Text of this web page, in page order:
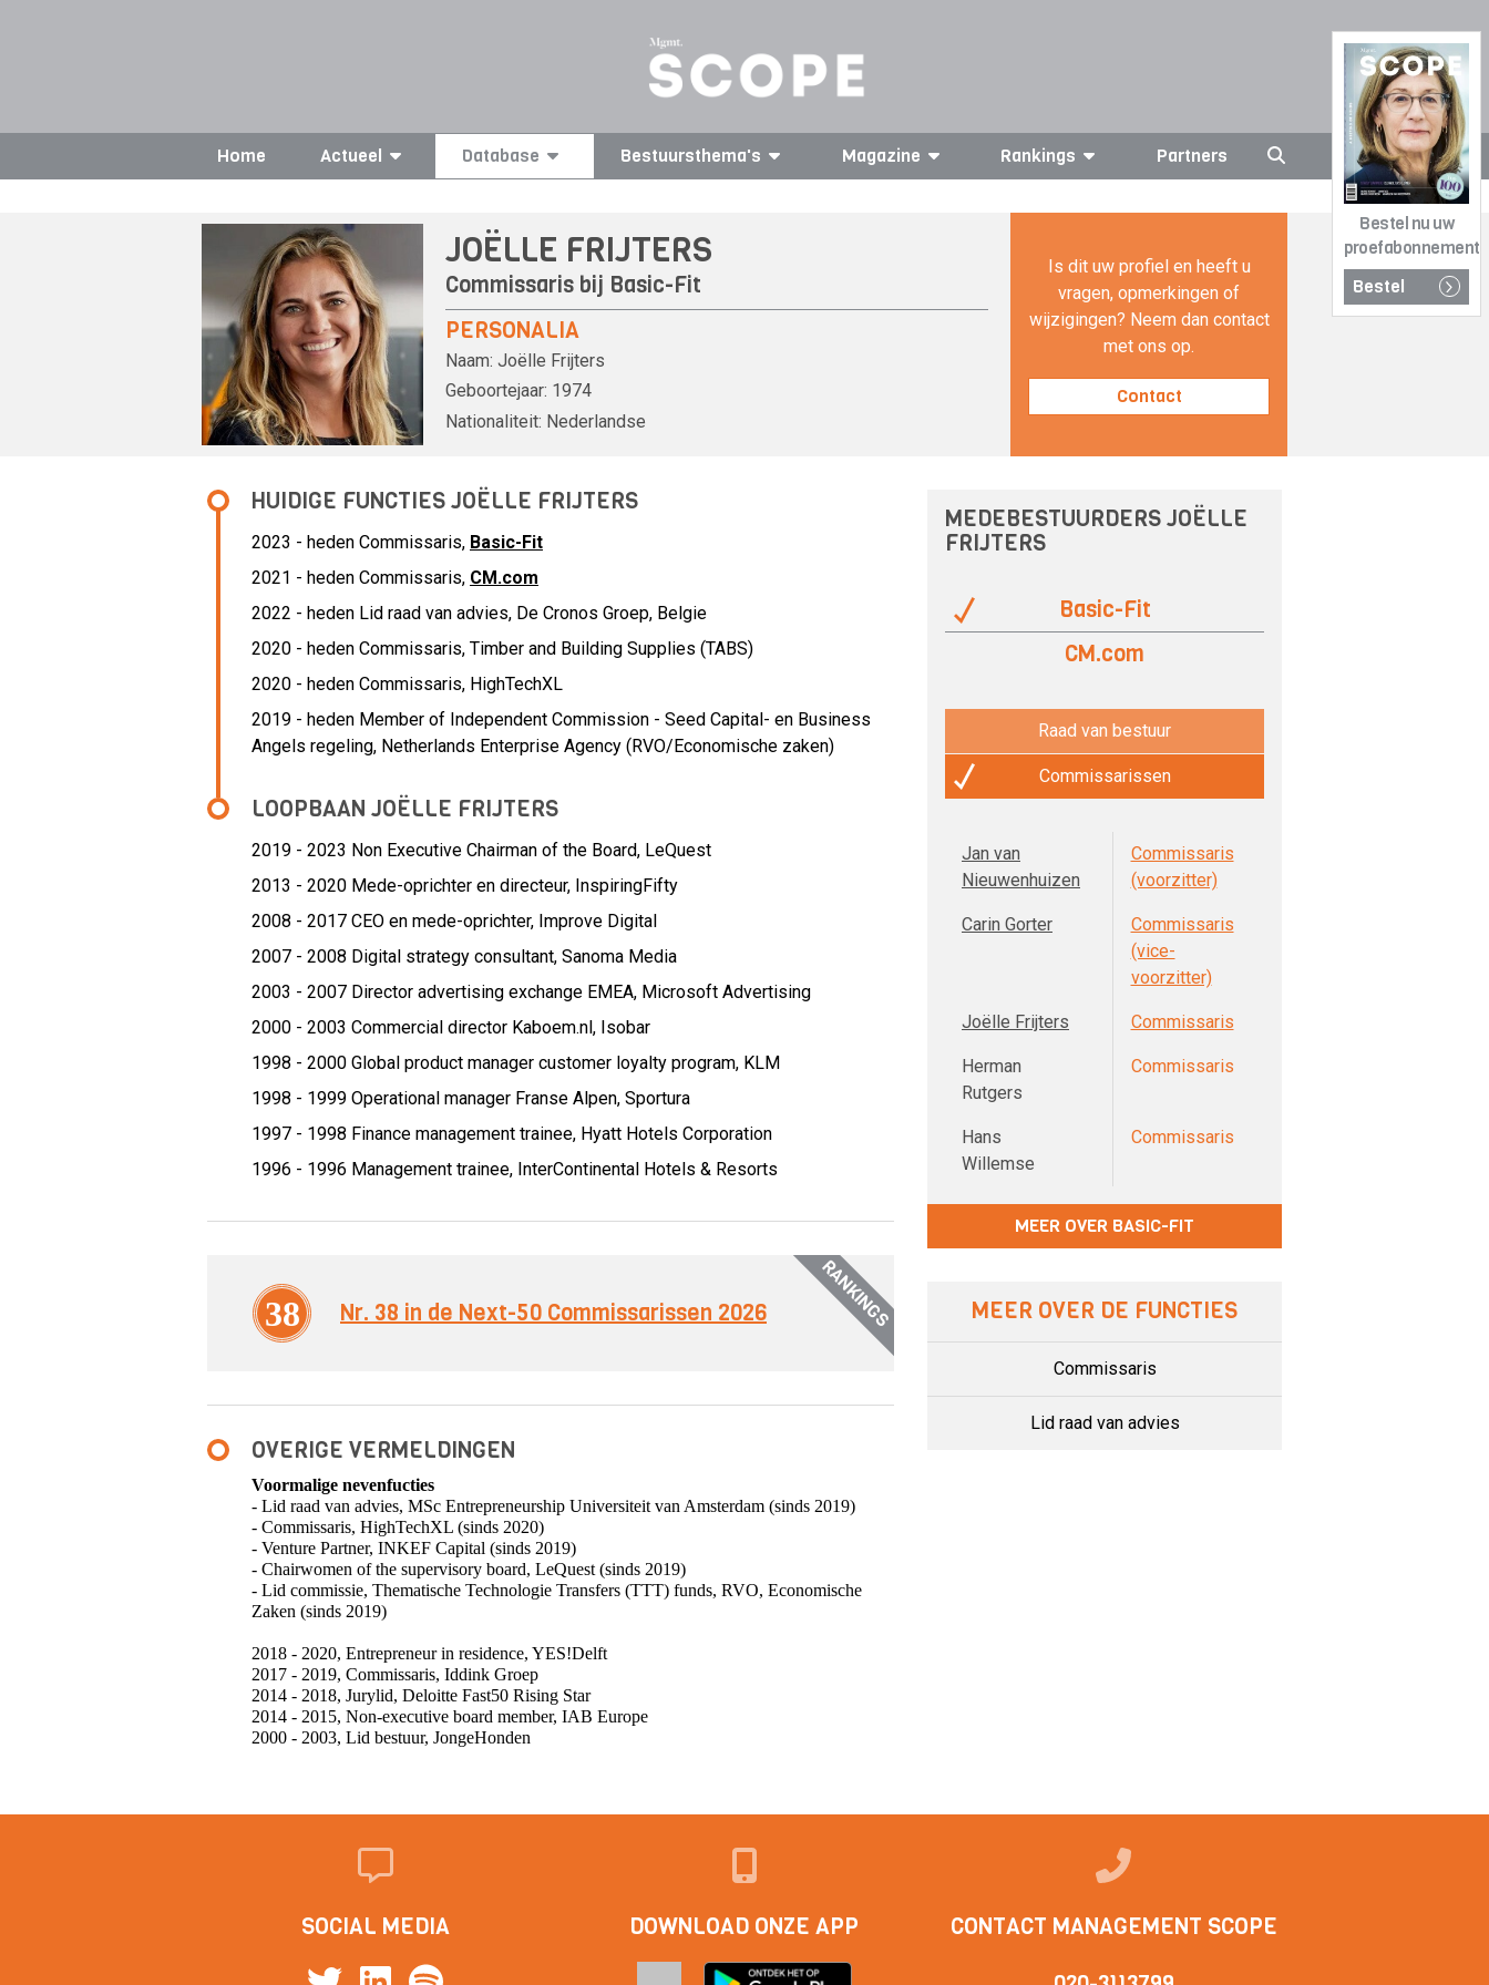
Bestel nu uw
proefabonnement
Bestel
Home Actueel Database Bestuursthema's Magazine Rankings Partners
JOËLLE FRIJTERS
Commissaris bij Basic-Fit
PERSONALIA
Naam: Joëlle Frijters
Geboortejaar: 1974
Nationaliteit: Nederlandse
Is dit uw profiel en heeft u
vragen, opmerkingen of
wijzigingen? Neem dan contact
met ons op.
Contact
HUIDIGE FUNCTIES JOËLLE FRIJTERS
2023 - heden Commissaris, Basic-Fit
2021 - heden Commissaris, CM.com
2022 - heden Lid raad van advies, De Cronos Groep, Belgie
2020 - heden Commissaris, Timber and Building Supplies (TABS)
2020 - heden Commissaris, HighTechXL
2019 - heden Member of Independent Commission - Seed Capital- en Business
Angels regeling, Netherlands Enterprise Agency (RVO/Economische zaken)
LOOPBAAN JOËLLE FRIJTERS
2019 - 2023 Non Executive Chairman of the Board, LeQuest
2013 - 2020 Mede-oprichter en directeur, InspiringFifty
2008 - 2017 CEO en mede-oprichter, Improve Digital
2007 - 2008 Digital strategy consultant, Sanoma Media
2003 - 2007 Director advertising exchange EMEA, Microsoft Advertising
2000 - 2003 Commercial director Kaboem.nl, Isobar
1998 - 2000 Global product manager customer loyalty program, KLM
1998 - 1999 Operational manager Franse Alpen, Sportura
1997 - 1998 Finance management trainee, Hyatt Hotels Corporation
1996 - 1996 Management trainee, InterContinental Hotels & Resorts
RANKINGS
38 Nr. 38 in de Next-50 Commissarissen 2026
OVERIGE VERMELDINGEN
Voormalige nevenfucties
- Lid raad van advies, MSc Entrepreneurship Universiteit van Amsterdam (sinds 2019)
- Commissaris, HighTechXL (sinds 2020)
- Venture Partner, INKEF Capital (sinds 2019)
- Chairwomen of the supervisory board, LeQuest (sinds 2019)
- Lid commissie, Thematische Technologie Transfers (TTT) funds, RVO, Economische
Zaken (sinds 2019)
2018 - 2020, Entrepreneur in residence, YES!Delft
2017 - 2019, Commissaris, Iddink Groep
2014 - 2018, Jurylid, Deloitte Fast50 Rising Star
2014 - 2015, Non-executive board member, IAB Europe
2000 - 2003, Lid bestuur, JongeHonden
MEDEBESTUURDERS JOËLLE
FRIJTERS
Basic-Fit
CM.com
Raad van bestuur
Commissarissen
Jan van
Nieuwenhuizen
Commissaris
(voorzitter)
Carin Gorter
Commissaris
(vice-
voorzitter)
Joëlle Frijters Commissaris
Herman
Rutgers
Commissaris
Hans
Willemse
Commissaris
MEER OVER BASIC-FIT
MEER OVER DE FUNCTIES
Commissaris
Lid raad van advies
SOCIAL MEDIA DOWNLOAD ONZE APP CONTACT MANAGEMENT SCOPE